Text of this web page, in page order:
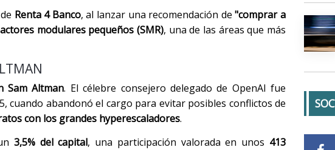
Renta 4 Banco, al lanzar una recomendación de"comprar a
modulares pequeños (SMR), una de las áreas que más
Sam Altman. El célebre consejero delegado de OpenAI fue
cuando abandonó el cargo para evitar posibles conflictos de
con los grandes hyperescaladores.
3,5% del capital, una participación valorada en unos 413